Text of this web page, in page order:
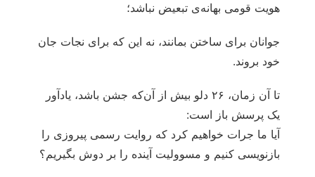
هویت قومی بهانه‌ی تبعیض نباشد؛
جوانان برای ساختن بمانند، نه این که برای نجات جان
خود بروند.
تا آن زمان، ۲۶ دلو بیش از آن‌که جشن باشد، یادآور
یک پرسش باز است:
آیا ما جرات خواهیم کرد که روایت رسمی پیروزی را
بازنویسی کنیم و مسوولیت آینده را بر دوش بگیریم؟